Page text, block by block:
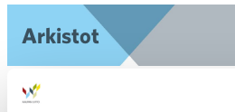
Arkistot
2026